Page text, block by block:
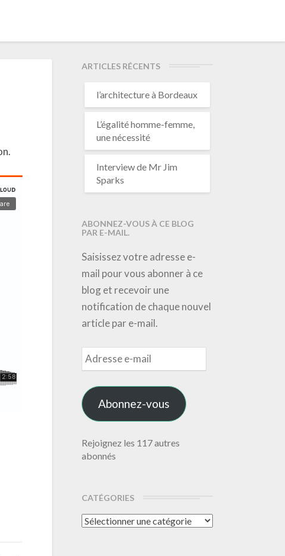
ARTICLES RÉCENTS
l’architecture à Bordeaux
L’égalité homme-femme,
une nécessité
Interview de Mr Jim
Sparks
ABONNEZ-VOUS À CE BLOG
PAR E-MAIL.
Saisissez votre adresse e-
mail pour vous abonner à ce
blog et recevoir une
notification de chaque nouvel
article par e-mail.
Adresse
e-
mail
Abonnez-vous
Rejoignez les 117 autres
abonnés
CATÉGORIES
Catégories